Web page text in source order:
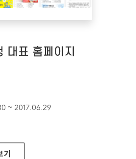
대표 홈페이지
~ 2017.06.29
대표 홈페이지
기